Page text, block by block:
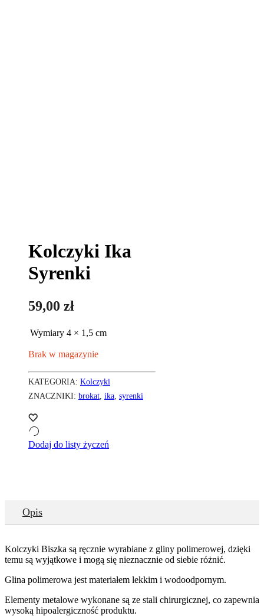
Kolczyki Ika
Syrenki
59,00 zł
Wymiary 4 × 1,5 cm
Brak w magazynie
KATEGORIA: Kolczyki
ZNACZNIKI: brokat, ika, syrenki
Dodaj do listy życzeń
Opis
Kolczyki Biszka są ręcznie wyrabiane z gliny polimerowej, dzięki
temu są wyjątkowe i mogą się nieznacznie od siebie różnić.
Glina polimerowa jest materiałem lekkim i wodoodpornym.
Elementy metalowe wykonane są ze stali chirurgicznej, co zapewnia
wysoką hipoalergiczność produktu.